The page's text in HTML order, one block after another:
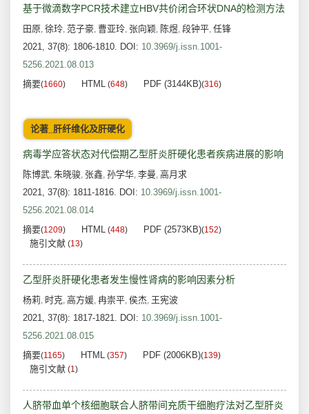
基于微滴数字PCR技术建立HBV共价闭合环状DNA的检测方法
田原, 徐玲, 范子豪, 曹亚玲, 张向颖, 陈煜, 段钟平, 任锋
2021, 37(8): 1806-1810. DOI: 10.3969/j.issn.1001-
5256.2021.08.013
摘要(1660) HTML (648) PDF (3144KB)(316)
论著_肝纤维化及肝硬化
病毒学应答状态对代偿期乙型肝炎肝硬化患者疾病进展的影响
陈博武, 朱晓骏, 张鑫, 孙学华, 李曼, 高月求
2021, 37(8): 1811-1816. DOI: 10.3969/j.issn.1001-
5256.2021.08.014
摘要(1209) HTML (448) PDF (2573KB)(152)
施引文献 (13)
乙型肝炎肝硬化患者发生慢性肾病的影响因素分析
杨莉, 时克, 高方媛, 冉崇平, 侯杰, 王宪波
2021, 37(8): 1817-1821. DOI: 10.3969/j.issn.1001-
5256.2021.08.015
摘要(1165) HTML (357) PDF (2006KB)(139)
施引文献 (1)
人脐带血单个核细胞联合人脐带间充质干细胞疗法对乙型肝炎